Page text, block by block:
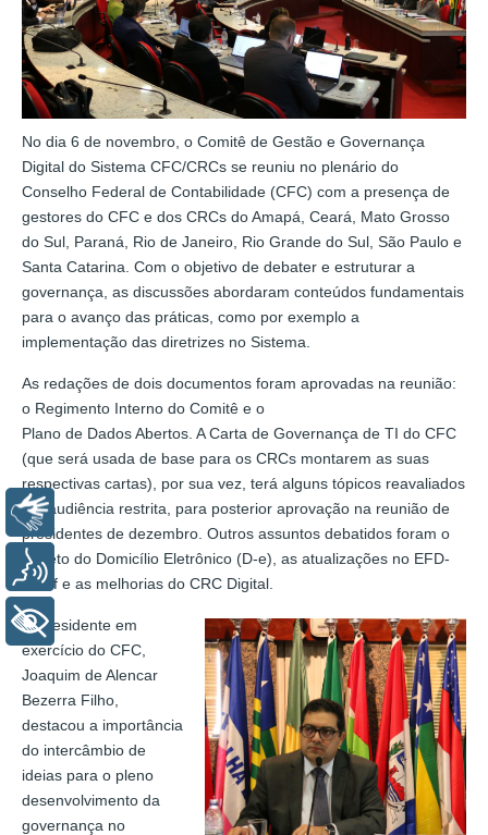
No dia 6 de novembro, o Comitê de Gestão e Governança
Digital do Sistema CFC/CRCs se reuniu no plenário do
Conselho Federal de Contabilidade (CFC) com a presença de
gestores do CFC e dos CRCs do Amapá, Ceará, Mato Grosso
do Sul, Paraná, Rio de Janeiro, Rio Grande do Sul, São Paulo e
Santa Catarina. Com o objetivo de debater e estruturar a
governança, as discussões abordaram conteúdos fundamentais
para o avanço das práticas, como por exemplo a
implementação das diretrizes no Sistema.
As redações de dois documentos foram aprovadas na reunião:
o Regimento Interno do Comitê e o
Plano de Dados Abertos. A Carta de Governança de TI do CFC
(que será usada de base para os CRCs montarem as suas
respectivas cartas), por sua vez, terá alguns tópicos reavaliados
em audiência restrita, para posterior aprovação na reunião de
presidentes de dezembro. Outros assuntos debatidos foram o
projeto do Domicílio Eletrônico (D-e), as atualizações no EFD-
Reinf e as melhorias do CRC Digital.
O presidente em
exercício do CFC,
Joaquim de Alencar
Bezerra Filho,
destacou a importância
do intercâmbio de
ideias para o pleno
desenvolvimento da
governança no
Libras
Voz
+ Acessibilidade